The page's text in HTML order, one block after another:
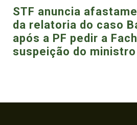
STF anuncia
da relatoria do caso
após a PF pedir a
suspeição do ministro